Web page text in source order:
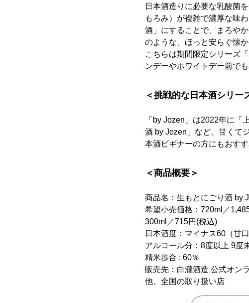
日本酒造りに必要な乳酸菌
もろみ）が複雑で濃厚な味
酒」にすることで、まろや
のような、ほっと安らぐ懐か
こちらは期間限定シリーズ
ンデーやホワイトデー前で
＜挑戦的な日本酒シリー
「by Jozen」は2022年に
酒 by Jozen」など、甘くて
本酒ビギナーの方にもおすす
＜商品概要＞
商品名：生もとにごり酒 by
希望小売価格：720ml／
300ml／715円(税込)
日本酒度：マイナス60（甘口
アルコール分：8度以上 9度
精米歩合 : 60％
販売先：白瀧酒造 公式オン
他、全国の取り扱い店